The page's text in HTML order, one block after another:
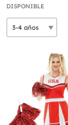
DISPONIBLE